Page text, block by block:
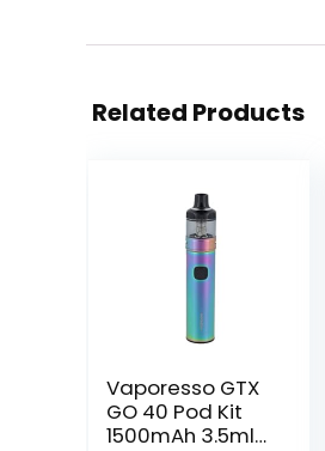
Related Products
Vaporesso GTX
GO 40 Pod Kit
1500mAh 3.5ml